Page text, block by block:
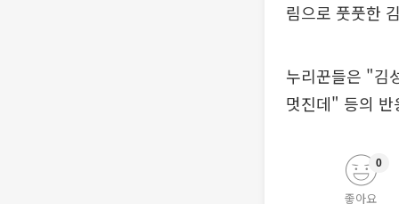
림으로 풋풋한
누리꾼들은 "김
멋진데" 등의 반
좋아요
0